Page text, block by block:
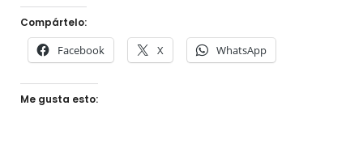
Compártelo:
Facebook X WhatsApp
Me gusta esto: